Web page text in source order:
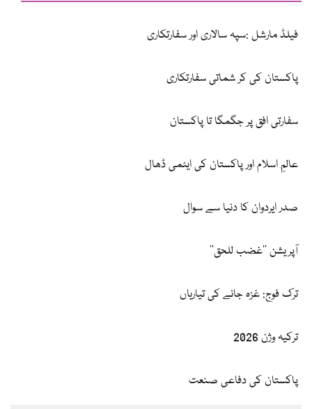
فیلڈ مارشل :سپہ سالاری اور سفارتکاری
پاکستان کی کر شماتی سفارتکاری
سفارتی افق پر جگمگا تا پاکستان
عالمِ اسلام اور پاکستان کی ایٹمی ڈھال
صدر ایردوان کا دنیا سے سوال
آپریشن ’’غضب للحق‘‘
ترک فوج: غزہ جانے کی تیاریاں
ترکیہ وژن 2026
پاکستان کی دفاعی صنعت